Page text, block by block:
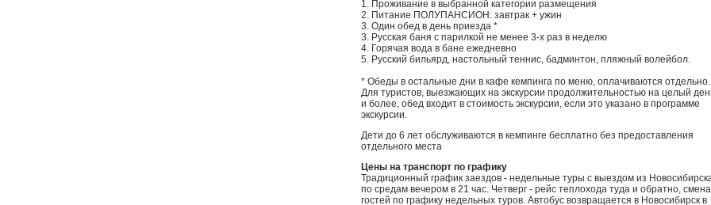
1. Проживание в выбранной категории размещения
2. Питание ПОЛУПАНСИОН: завтрак + ужин
3. Один обед в день приезда *
3. Русская баня с парилкой не менее 3-х раз в неделю
4. Горячая вода в бане ежедневно
5. Русский бильярд, настольный теннис, бадминтон, пляжный волейбол.
* Обеды в остальные дни в кафе кемпинга по меню, оплачиваются отдельно.
Для туристов, выезжающих на экскурсии продолжительностью на целый
и более, обед входит в стоимость экскурсии, если это указано в программе
экскурсии.
Дети до 6 лет обслуживаются в кемпинге бесплатно без предоставления
отдельного места
Цены на транспорт по графику
Традиционный график заездов - недельные туры с выездом из
по средам вечером в 21 час. Четверг - рейс теплохода туда и обратно, смена
гостей по графику недельных туров. Автобус возвращается в Новосибирск в